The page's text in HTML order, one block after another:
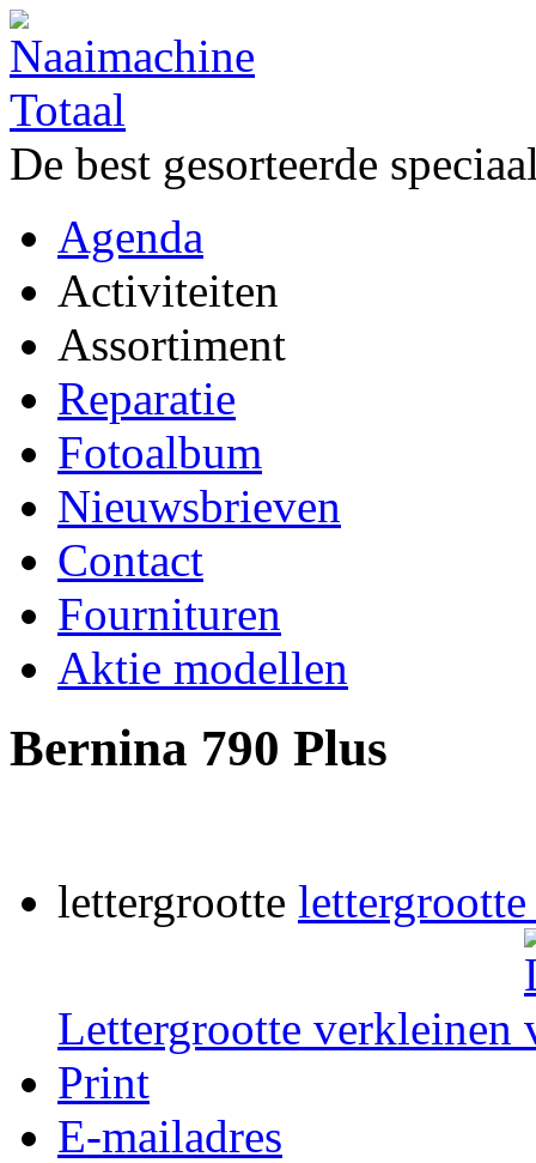
De best gesorteerde
Agenda
Activiteiten
Assortiment
Reparatie
Fotoalbum
Nieuwsbrieven
Contact
Fournituren
Aktie modellen
Bernina 790 Plus
lettergrootte
Lettergrootte verkleinen
Print
E-mailadres